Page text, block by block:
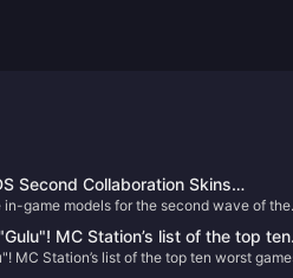
Second Collaboration Skins
Cuteness Alert!
game models for the second wave of the
MC Station’s list of the top ten
MC Station’s list of the top ten worst